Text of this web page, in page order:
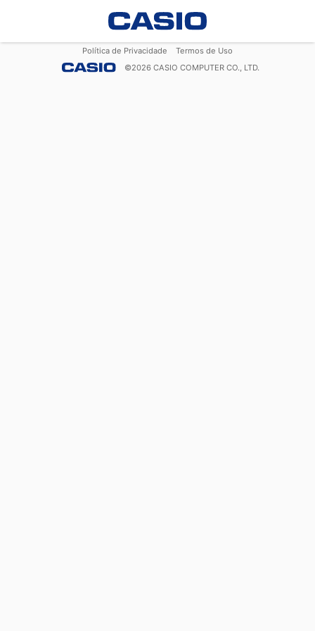
Política de Privacidade
Termos de Uso
©2026 CASIO COMPUTER CO., LTD.